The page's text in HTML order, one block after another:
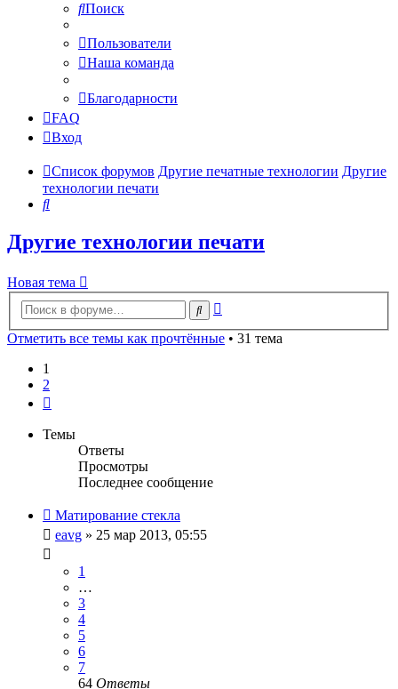
Поиск
Пользователи
Наша команда
Благодарности
FAQ
Вход
Список форумов Другие печатные технологии Другие
технологии печати
Поиск
Другие технологии печати
Новая тема
Поиск
Отметить все темы как прочтённые • 31 тема
1
2
Темы
Ответы
Просмотры
Последнее сообщение
Матирование стекла
eavg » 25 мар 2013, 05:55
1
…
3
4
5
6
7
64 Ответы